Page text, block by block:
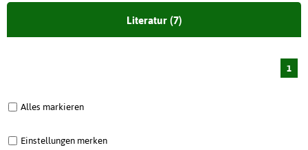
Literatur (7)
1
Alles markieren
Einstellungen merken